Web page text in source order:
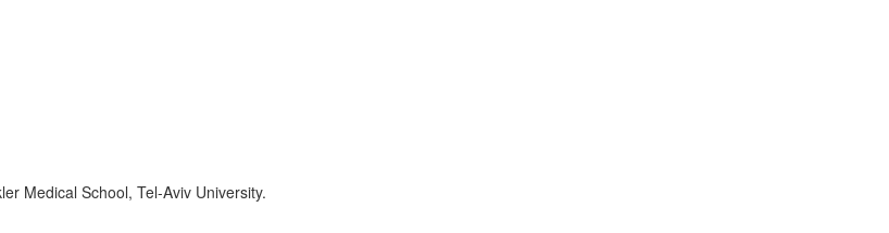
Medical School, Tel-Aviv University.